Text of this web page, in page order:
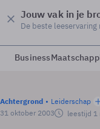
Jouw vak in je
De beste
Business
Achtergrond Leiderschap
31 oktober 2003
leestijd 1